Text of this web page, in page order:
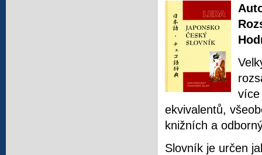
více
ekvivalentů,
knižních a
Slovník je určen